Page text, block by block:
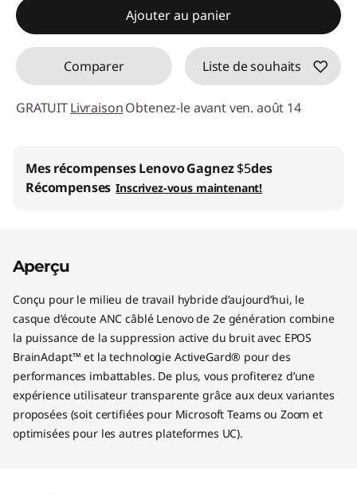
Ajouter au panier
Comparer Liste de souhaits
GRATUITLivraisonObtenez-le avant ven. août 14
Mes récompenses LenovoGagnez$5des
Récompenses Inscrivez-vous maintenant!
Aperçu
Conçu pour le milieu de travail hybride d’aujourd’hui, le
casque d’écoute ANC câblé Lenovo de 2e génération combine
la puissance de la suppression active du bruit avec EPOS
BrainAdapt™ et la technologie ActiveGard® pour des
performances imbattables. De plus, vous profiterez d’une
expérience utilisateur transparente grâce aux deux variantes
proposées (soit certifiées pour Microsoft Teams ou Zoom et
optimisées pour les autres plateformes UC).